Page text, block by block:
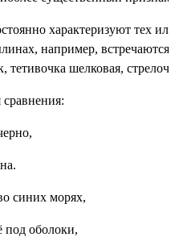
характеризуют тех
например,
шелковая,
синих морях,
под оболоки,